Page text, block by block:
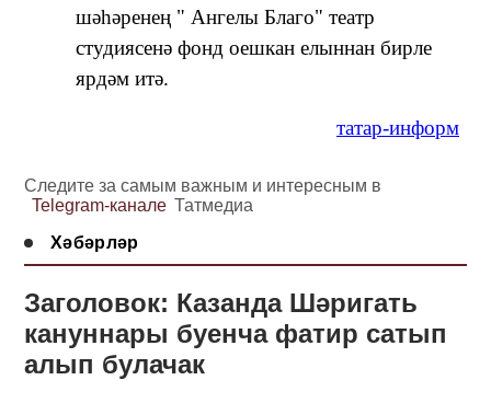
шәһәренең " Ангелы Благо" театр
студиясенә фонд оешкан елыннан бирле
ярдәм итә.
татар-информ
Следите за самым важным и интересным в
Telegram-канале Татмедиа
Хәбәрләр
Заголовок: Казанда Шәригать
кануннары буенча фатир сатып
алып булачак